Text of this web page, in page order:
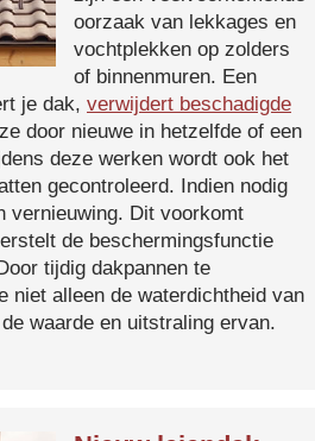
oorzaak van lekkages en
vochtplekken op zolders
of binnenmuren. Een
je dak, verwijdert beschadigde
door nieuwe in hetzelfde of een
deze werken wordt ook het
gecontroleerd. Indien nodig
vernieuwing. Dit voorkomt
de beschermingsfunctie
tijdig dakpannen te
niet alleen de waterdichtheid van
waarde en uitstraling ervan.